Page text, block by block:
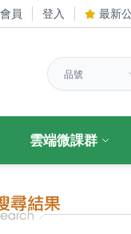
員 登入 最新
雲端微課群